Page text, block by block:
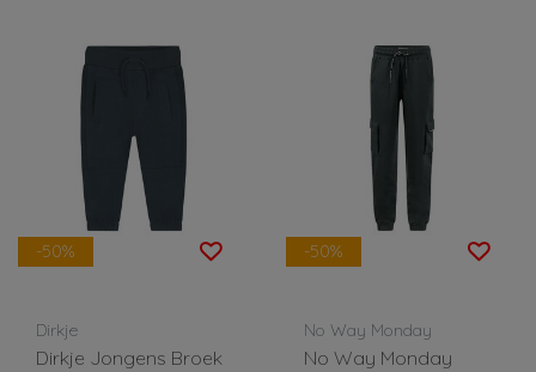
-50%
Dirkje
Dirkje Jongens Broek
-50%
No Way Monday
No Way Monday